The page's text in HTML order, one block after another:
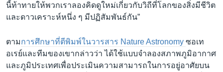
นี้ท้าทายให้พวกเราลองคิดดูใหม่เกี่ยวกับวิถีที่โลกของสิ่งมีชีวิต
และดาวเคราะห์หนึ่ง ๆ มีปฏิสัมพันธ์กัน”
ตามการศึกษาที่ตีพิมพ์ในวารสาร Nature Astronomy ซอเท
อเรย์และทีมของเขากล่าวว่า ได้ใช้แบบจำลองสภาพภูมิอากาศ
และภูมิประเทศเพื่อประเมินความสามารถในการอยู่อาศัยบน